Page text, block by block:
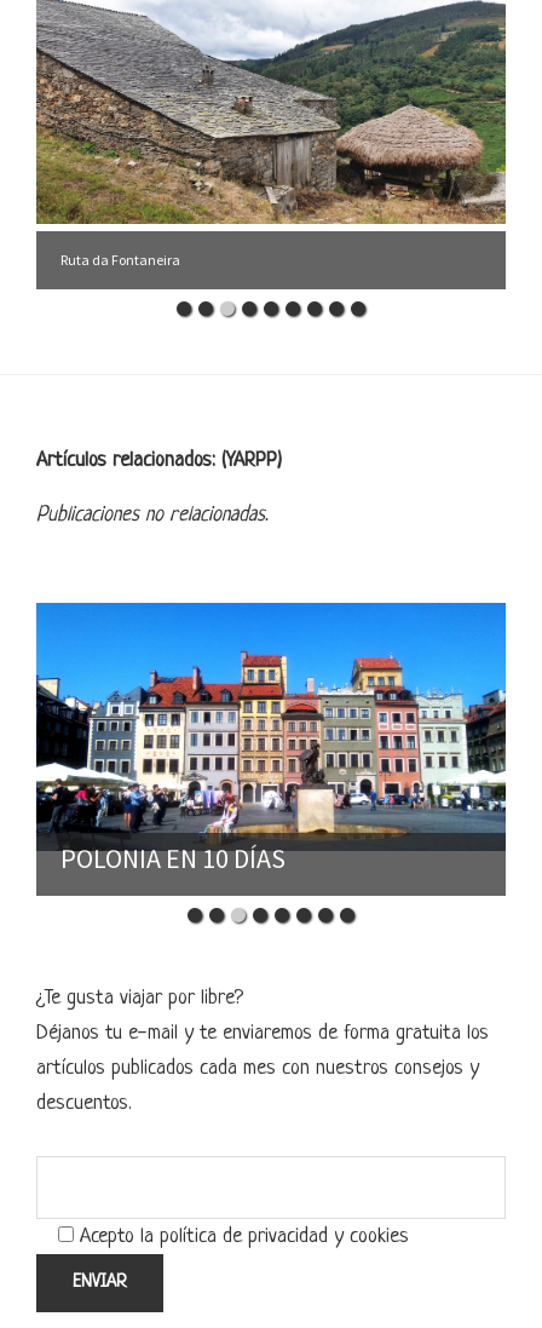
Senda de los Pantaneros
FooterArtículos relacionados: (YARPP)
Publicaciones no relacionadas.
PLAYA DE LAS CATEDRALES
¿Te gusta viajar por libre?
Déjanos tu e-mail y te enviaremos de forma gratuita los
artículos publicados cada mes con nuestros consejos y
descuentos.
Acepto la política de privacidad y cookies